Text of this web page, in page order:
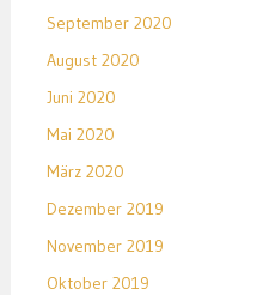
September 2020
August 2020
Juni 2020
Mai 2020
März 2020
Dezember 2019
November 2019
Oktober 2019